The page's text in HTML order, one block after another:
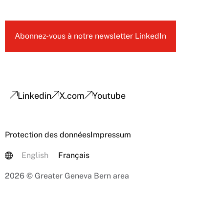
Abonnez-vous à notre newsletter LinkedIn
Linkedin X.com Youtube
Protection des donnéesImpressum
English Français
2026 © Greater Geneva Bern area